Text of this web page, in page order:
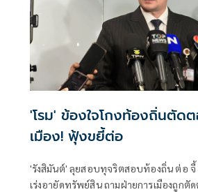
'โรม' ข้องใจโกงท้องถิ่นตัด
เมือง! ฟุ้งขยี้ต่อ
'รังสิมันต์' ลุยสอบทุจริตสอบท้องถิ่น ต่อ
เร่งอายัดทรัพย์สิน ถามฝ่ายการเมืองถูกตั